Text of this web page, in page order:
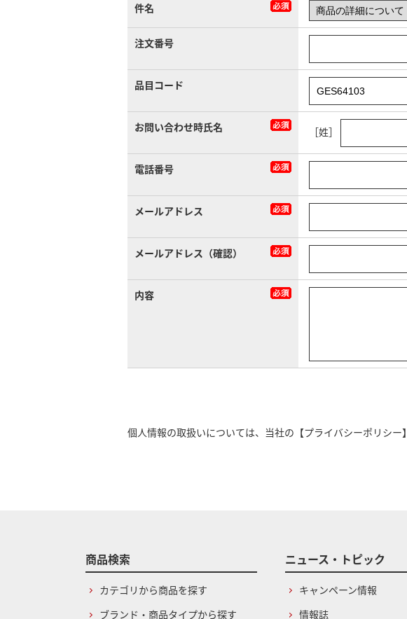
件名
注文番号
品目コード
お問い合わせ時氏名 ［姓］
電話番号
メールアドレス
メールアドレス（確認）
内容
個人情報の取扱いについては、当社の 【プライバシーポリシー】
商品検索
カテゴリから商品を探す
ブランド・商品タイプから探す
ニュース・トピック
キャンペーン情報
情報誌